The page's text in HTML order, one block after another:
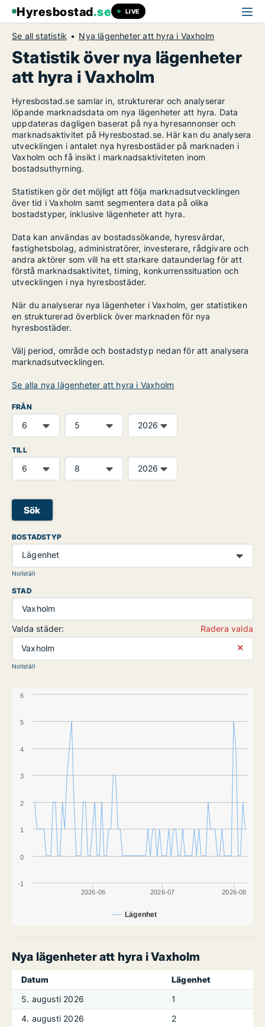
Hyresbostad.se LIVE
Se all statistik Nya lägenheter att hyra i Vaxholm
Statistik över nya lägenheter
att hyra i Vaxholm
Hyresbostad.se samlar in, strukturerar och analyserar
löpande marknadsdata om nya lägenheter att hyra. Data
uppdateras dagligen baserat på nya hyresannonser och
marknadsaktivitet på Hyresbostad.se. Här kan du analysera
utvecklingen i antalet nya hyresbostäder på marknaden i
Vaxholm och få insikt i marknadsaktiviteten inom
bostadsuthyrning.
Statistiken gör det möjligt att följa marknadsutvecklingen
över tid i Vaxholm samt segmentera data på olika
bostadstyper, inklusive lägenheter att hyra.
Data kan användas av bostadssökande, hyresvärdar,
fastighetsbolag, administratörer, investerare, rådgivare och
andra aktörer som vill ha ett starkare dataunderlag för att
förstå marknadsaktivitet, timing, konkurrenssituation och
utvecklingen i nya hyresbostäder.
När du analyserar nya lägenheter i Vaxholm, ger statistiken
en strukturerad överblick över marknaden för nya
hyresbostäder.
Välj period, område och bostadstyp nedan för att analysera
marknadsutvecklingen.
Se alla nya lägenheter att hyra i Vaxholm
FRÅN
TILL
Sök
BOSTADSTYP
Lägenhet
Nollställ
STAD
Vaxholm
Valda städer:
Radera valda
Vaxholm
⨯
Nollställ
Lägenhet
2026-06 2026-07 2026-08
-1
0
1
2
3
4
5
6
Nya lägenheter att hyra i Vaxholm
Datum
Lägenhet
5. augusti 2026
1
4. augusti 2026
2